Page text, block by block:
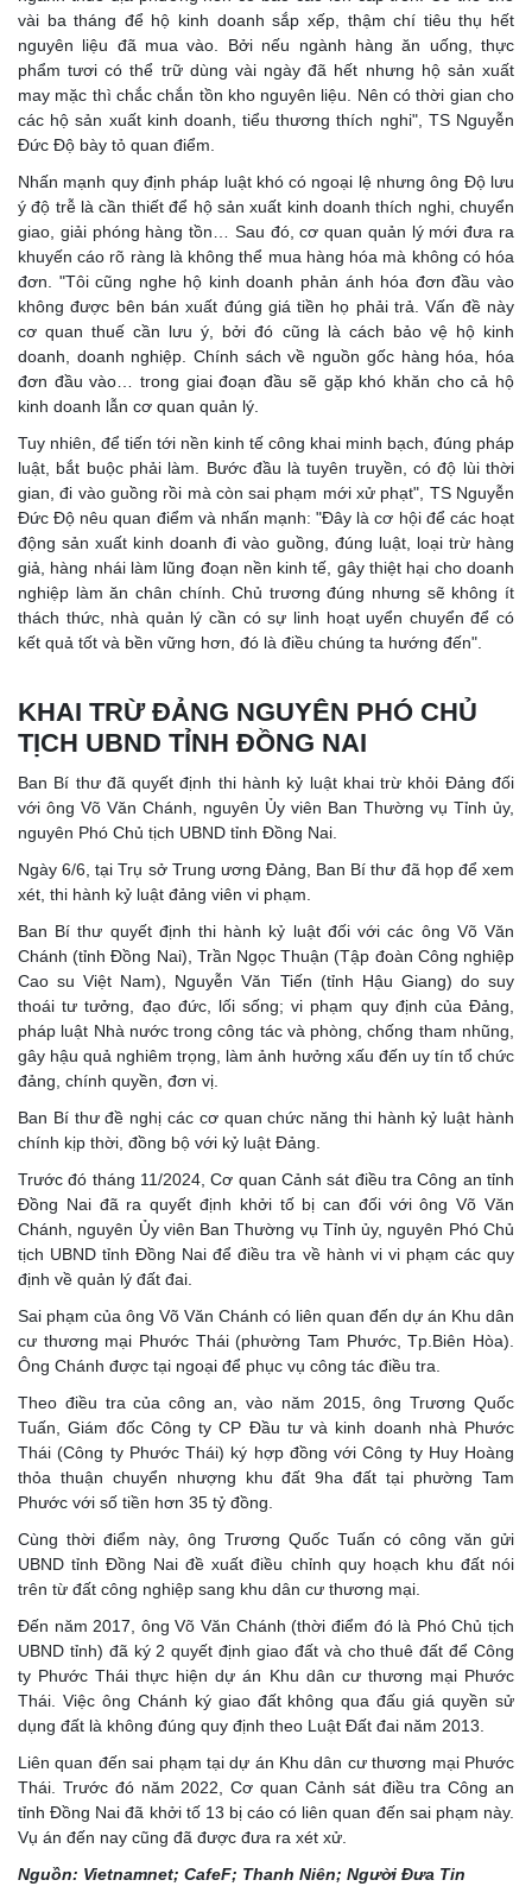
vài ba tháng để hộ kinh doanh sắp xếp, thậm chí tiêu thụ hết
nguyên liệu đã mua vào. Bởi nếu ngành hàng ăn uống, thực
phẩm tươi có thể trữ dùng vài ngày đã hết nhưng hộ sản xuất
may mặc thì chắc chắn tồn kho nguyên liệu. Nên có thời gian cho
các hộ sản xuất kinh doanh, tiểu thương thích nghi", TS Nguyễn
Đức Độ bày tỏ quan điểm.
Nhấn mạnh quy định pháp luật khó có ngoại lệ nhưng ông Độ lưu
ý độ trễ là cần thiết để hộ sản xuất kinh doanh thích nghi, chuyển
giao, giải phóng hàng tồn… Sau đó, cơ quan quản lý mới đưa ra
khuyến cáo rõ ràng là không thể mua hàng hóa mà không có hóa
đơn. "Tôi cũng nghe hộ kinh doanh phản ánh hóa đơn đầu vào
không được bên bán xuất đúng giá tiền họ phải trả. Vấn đề này
cơ quan thuế cần lưu ý, bởi đó cũng là cách bảo vệ hộ kinh
doanh, doanh nghiệp. Chính sách về nguồn gốc hàng hóa, hóa
đơn đầu vào… trong giai đoạn đầu sẽ gặp khó khăn cho cả hộ
kinh doanh lẫn cơ quan quản lý.
Tuy nhiên, để tiến tới nền kinh tế công khai minh bạch, đúng pháp
luật, bắt buộc phải làm. Bước đầu là tuyên truyền, có độ lùi thời
gian, đi vào guồng rồi mà còn sai phạm mới xử phạt", TS Nguyễn
Đức Độ nêu quan điểm và nhấn mạnh: "Đây là cơ hội để các hoạt
động sản xuất kinh doanh đi vào guồng, đúng luật, loại trừ hàng
giả, hàng nhái làm lũng đoạn nền kinh tế, gây thiệt hại cho doanh
nghiệp làm ăn chân chính. Chủ trương đúng nhưng sẽ không ít
thách thức, nhà quản lý cần có sự linh hoạt uyển chuyển để có
kết quả tốt và bền vững hơn, đó là điều chúng ta hướng đến".
KHAI TRỪ ĐẢNG NGUYÊN PHÓ CHỦ
TỊCH UBND TỈNH ĐỒNG NAI
Ban Bí thư đã quyết định thi hành kỷ luật khai trừ khỏi Đảng đối
với ông Võ Văn Chánh, nguyên Ủy viên Ban Thường vụ Tỉnh ủy,
nguyên Phó Chủ tịch UBND tỉnh Đồng Nai.
Ngày 6/6, tại Trụ sở Trung ương Đảng, Ban Bí thư đã họp để xem
xét, thi hành kỷ luật đảng viên vi phạm.
Ban Bí thư quyết định thi hành kỷ luật đối với các ông Võ Văn
Chánh (tỉnh Đồng Nai), Trần Ngọc Thuận (Tập đoàn Công nghiệp
Cao su Việt Nam), Nguyễn Văn Tiến (tỉnh Hậu Giang) do suy
thoái tư tưởng, đạo đức, lối sống; vi phạm quy định của Đảng,
pháp luật Nhà nước trong công tác và phòng, chống tham nhũng,
gây hậu quả nghiêm trọng, làm ảnh hưởng xấu đến uy tín tổ chức
đảng, chính quyền, đơn vị.
Ban Bí thư đề nghị các cơ quan chức năng thi hành kỷ luật hành
chính kịp thời, đồng bộ với kỷ luật Đảng.
Trước đó tháng 11/2024, Cơ quan Cảnh sát điều tra Công an tỉnh
Đồng Nai đã ra quyết định khởi tố bị can đối với ông Võ Văn
Chánh, nguyên Ủy viên Ban Thường vụ Tỉnh ủy, nguyên Phó Chủ
tịch UBND tỉnh Đồng Nai để điều tra về hành vi vi phạm các quy
định về quản lý đất đai.
Sai phạm của ông Võ Văn Chánh có liên quan đến dự án Khu dân
cư thương mại Phước Thái (phường Tam Phước, Tp.Biên Hòa).
Ông Chánh được tại ngoại để phục vụ công tác điều tra.
Theo điều tra của công an, vào năm 2015, ông Trương Quốc
Tuấn, Giám đốc Công ty CP Đầu tư và kinh doanh nhà Phước
Thái (Công ty Phước Thái) ký hợp đồng với Công ty Huy Hoàng
thỏa thuận chuyển nhượng khu đất 9ha đất tại phường Tam
Phước với số tiền hơn 35 tỷ đồng.
Cùng thời điểm này, ông Trương Quốc Tuấn có công văn gửi
UBND tỉnh Đồng Nai đề xuất điều chỉnh quy hoạch khu đất nói
trên từ đất công nghiệp sang khu dân cư thương mại.
Đến năm 2017, ông Võ Văn Chánh (thời điểm đó là Phó Chủ tịch
UBND tỉnh) đã ký 2 quyết định giao đất và cho thuê đất để Công
ty Phước Thái thực hiện dự án Khu dân cư thương mại Phước
Thái. Việc ông Chánh ký giao đất không qua đấu giá quyền sử
dụng đất là không đúng quy định theo Luật Đất đai năm 2013.
Liên quan đến sai phạm tại dự án Khu dân cư thương mại Phước
Thái. Trước đó năm 2022, Cơ quan Cảnh sát điều tra Công an
tỉnh Đồng Nai đã khởi tố 13 bị cáo có liên quan đến sai phạm này.
Vụ án đến nay cũng đã được đưa ra xét xử.
Nguồn: Vietnamnet; CafeF; Thanh Niên; Người Đưa Tin